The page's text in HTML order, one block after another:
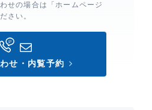
せの場合は「ホームページ
さい。
せ・内覧予約